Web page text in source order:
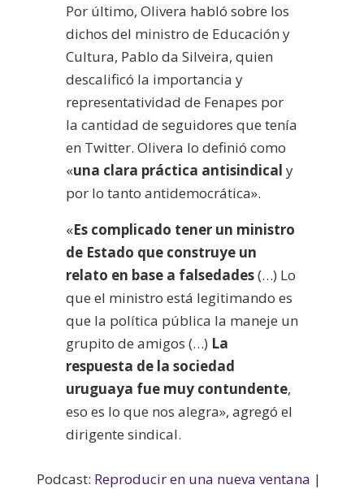
Por último, Olivera habló sobre los
dichos del ministro de Educación y
Cultura, Pablo da Silveira, quien
descalificó la importancia y
representatividad de Fenapes por
la cantidad de seguidores que tenía
en Twitter. Olivera lo definió como
«una clara práctica antisindical y
por lo tanto antidemocrática».
«Es complicado tener un ministro
de Estado que construye un
relato en base a falsedades(…) Lo
que el ministro está legitimando es
que la política pública la maneje un
grupito de amigos (…) La
respuesta de la sociedad
uruguaya fue muy contundente,
eso es lo que nos alegra», agregó el
dirigente sindical.
Podcast: Reproducir en una nueva ventana |